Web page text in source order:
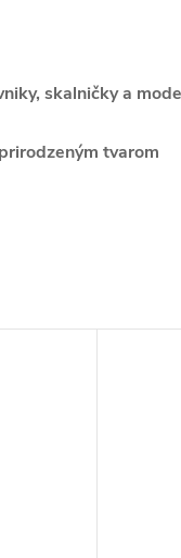
skalničky a
tvarom